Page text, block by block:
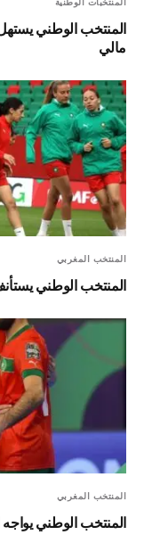
المنتخب الوطني
مالي
المنتخب المغربي
المنتخب الوطني
المنتخب المغربي
المنتخب الوطني يواجه